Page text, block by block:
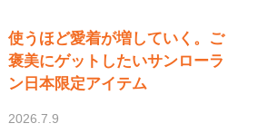
使うほど愛着が増していく。ご
褒美にゲットしたいサンローラ
ン日本限定アイテム
2026.7.9